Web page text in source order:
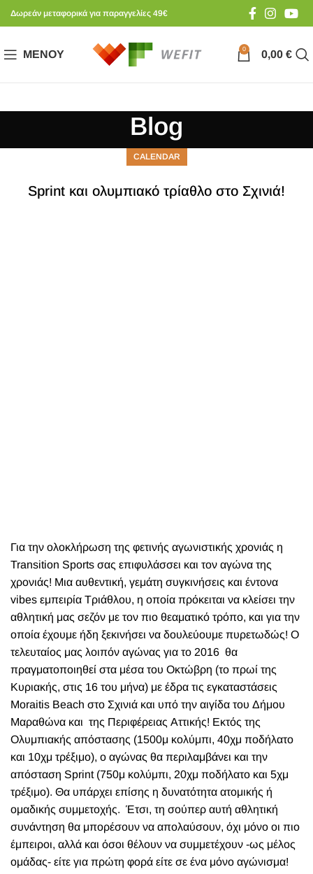
Δωρεάν μεταφορικά για παραγγελίες 49€
ΜΕΝΟΎ 0 0,00 €
Blog
CALENDAR
Sprint και ολυμπιακό τρίαθλο στο Σχινιά!
Για την ολοκλήρωση της φετινής αγωνιστικής χρονιάς η
Transition Sports σας επιφυλάσσει και τον αγώνα της
χρονιάς! Μια αυθεντική, γεμάτη συγκινήσεις και έντονα
vibes εμπειρία Τριάθλου, η οποία πρόκειται να κλείσει την
αθλητική μας σεζόν με τον πιο θεαματικό τρόπο, και για την
οποία έχουμε ήδη ξεκινήσει να δουλεύουμε πυρετωδώς! Ο
τελευταίος μας λοιπόν αγώνας για το 2016 θα
πραγματοποιηθεί στα μέσα του Οκτώβρη (το πρωί της
Κυριακής, στις 16 του μήνα) με έδρα τις εγκαταστάσεις
Moraitis Beach στο Σχινιά και υπό την αιγίδα του Δήμου
Μαραθώνα και της Περιφέρειας Αττικής! Εκτός της
Ολυμπιακής απόστασης (1500μ κολύμπι, 40χμ ποδήλατο
και 10χμ τρέξιμο), ο αγώνας θα περιλαμβάνει και την
απόσταση Sprint (750μ κολύμπι, 20χμ ποδήλατο και 5χμ
τρέξιμο). Θα υπάρχει επίσης η δυνατότητα ατομικής ή
ομαδικής συμμετοχής. Έτσι, τη σούπερ αυτή αθλητική
συνάντηση θα μπορέσουν να απολαύσουν, όχι μόνο οι πιο
έμπειροι, αλλά και όσοι θέλουν να συμμετέχουν -ως μέλος
ομάδας- είτε για πρώτη φορά είτε σε ένα μόνο αγώνισμα!